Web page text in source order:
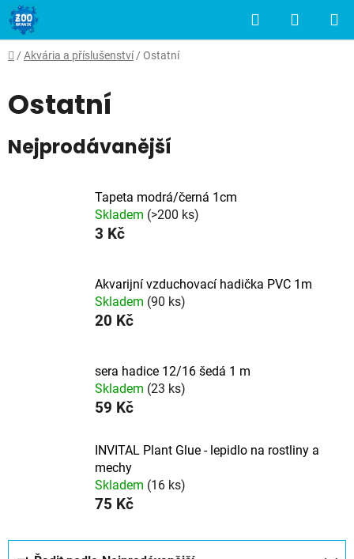
Přejít
na
obsah
Hledat
KOŠÍK
Domů
/ Akvária a příslušenství / Ostatní
Ostatní
Nejprodávanější
Tapeta modrá/černá 1cm
Skladem (>200 ks)
3 Kč
Akvarijní vzduchovací hadička PVC 1m
Skladem (90 ks)
20 Kč
sera hadice 12/16 šedá 1 m
Skladem (23 ks)
59 Kč
INVITAL Plant Glue - lepidlo na rostliny a
mechy
Skladem (16 ks)
75 Kč
Ř